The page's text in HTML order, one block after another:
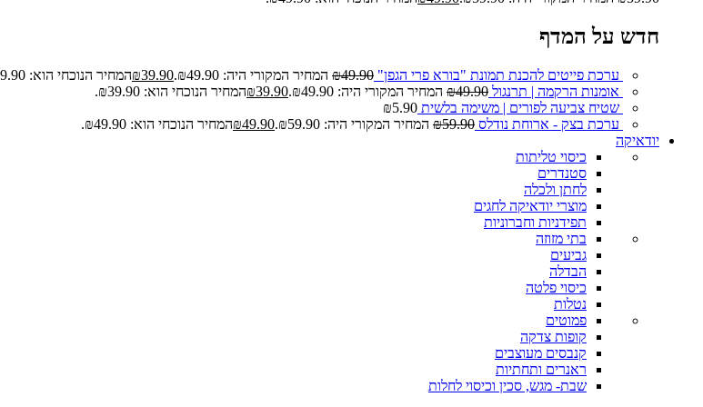
חדש על המדף
ערכת פייטים להכנת תמונת "בורא פרי הגפן" ₪49.90 המחיר המקורי היה: ₪49.90. ₪39.90
המחיר הנוכחי הוא: ₪39.90.
אומנות הרקמה | תרנגול
₪49.90 המחיר המקורי היה: ₪49.90. ₪39.90
המחיר הנוכחי הוא: ₪39.90.
שטיח צביעה לפורים | משימה בלשית
₪5.90
ערכת בצק - ארוחת נודלס
₪59.90 המחיר המקורי היה: ₪59.90. ₪49.90
המחיר הנוכחי הוא: ₪49.90.
יודאיקה
כיסוי טליתות
סטנדרים
לחתן ולכלה
מוצרי יודאיקה לחגים
תפידניות וחברוניות
בתי מזוזה
גביעים
הבדלה
כיסוי פלטה
נטלות
פמוטים
קופות צדקה
קנבסים מעוצבים
ראנרים ותחתיות
שבת- מגש, סכין וכיסוי לחלות